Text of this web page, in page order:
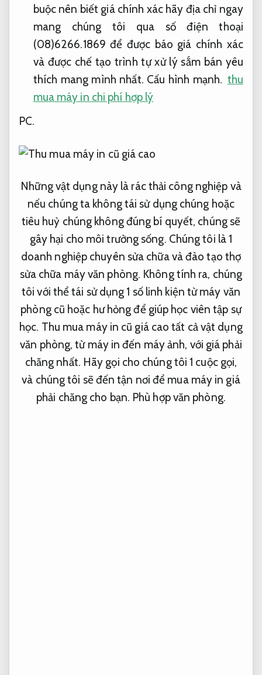
buộc nên biết giá chính xác hãy địa chỉ ngay
mang chúng tôi qua số điện thoại
(08)6266.1869 để được báo giá chính xác
và được chế tạo trình tự xử lý sắm bán yêu
thích mang mình nhất. Cấu hình mạnh. thu
mua máy in chi phí hợp lý
PC.
Những vật dụng này là rác thải công nghiệp và
nếu chúng ta không tái sử dụng chúng hoặc
tiêu huỷ chúng không đúng bí quyết, chúng sẽ
gây hại cho môi trường sống. Chúng tôi là 1
doanh nghiệp chuyên sửa chữa và đào tạo thợ
sửa chữa máy văn phòng. Không tính ra, chúng
tôi với thể tái sử dụng 1 số linh kiện từ máy văn
phòng cũ hoặc hư hỏng để giúp học viên tập sự
học. Thu mua máy in cũ giá cao tất cả vật dụng
văn phòng, từ máy in đến máy ảnh, với giá phải
chăng nhất. Hãy gọi cho chúng tôi 1 cuộc gọi,
và chúng tôi sẽ đến tận nơi để mua máy in giá
phải chăng cho bạn. Phù hợp văn phòng.